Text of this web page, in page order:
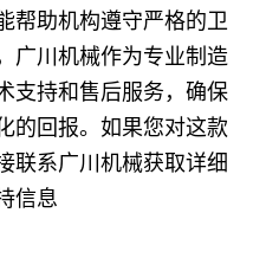
帮助机构遵守严格的卫
广川机械作为专业制造
支持和售后服务，确保
的回报。如果您对这款
联系广川机械获取详细
信息